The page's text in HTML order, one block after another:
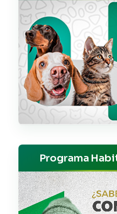
Programa